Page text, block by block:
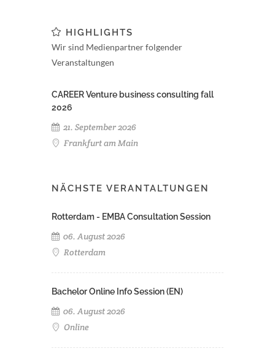
HIGHLIGHTS
Wir sind Medienpartner folgender
Veranstaltungen
CAREER Venture business consulting fall
2026
21. September 2026
Frankfurt am Main
NÄCHSTE VERANTALTUNGEN
Rotterdam - EMBA Consultation Session
06. August 2026
Rotterdam
Bachelor Online Info Session (EN)
06. August 2026
Online